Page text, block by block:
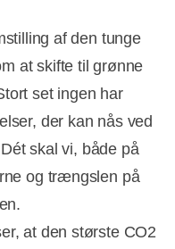
af den tunge
at skifte til grønne
set ingen har
der kan nås ved
skal vi, både på
og trængslen på
at den største CO2